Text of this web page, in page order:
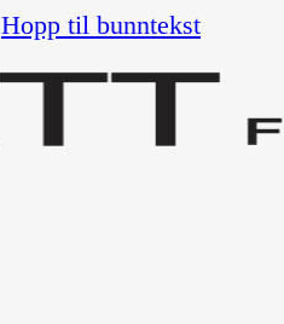
Hopp til bunntekst